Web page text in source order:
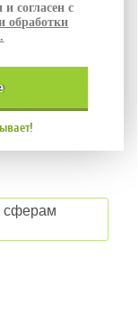
согласен с
обработки
сферам